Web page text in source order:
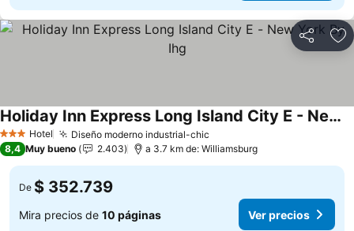
Compartir
3 Estrellas
Hotel Diseño moderno industrial-chic
Holiday Inn Express Long Island City E - New York By Ihg
8,4 Muy bueno 2.403 a 3.7 km de: Williamsburg
De $ 352.739
Mira precios de 10 páginas Ver precios